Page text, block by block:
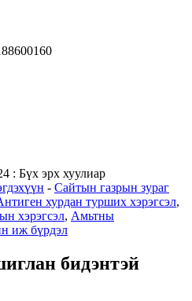
: Бүх эрх хуулиар
- Сайтын газрын зураг
хурдан турших хэрэгсэл,
хэрэгсэл, Амьтны
иж бүрдэл
бидэнтэй